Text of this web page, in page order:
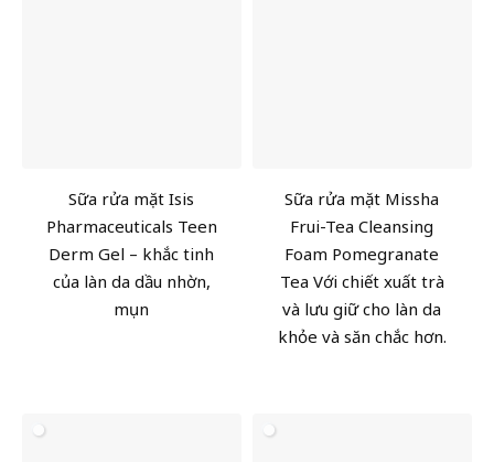
Sữa rửa mặt Isis
Pharmaceuticals Teen
Derm Gel – khắc tinh
của làn da dầu nhờn,
mụn
Sữa rửa mặt Missha
Frui-Tea Cleansing
Foam Pomegranate
Tea Với chiết xuất trà
và lưu giữ cho làn da
khỏe và săn chắc hơn.